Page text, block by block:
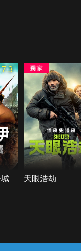
7.3
天眼浩劫